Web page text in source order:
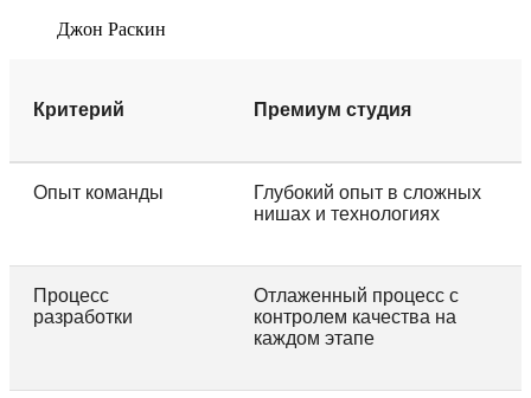
Джон Раскин
Критерий Премиум студия
Опыт команды
Глубокий опыт в сложных
нишах и технологиях
Процесс
разработки
Отлаженный процесс с
контролем качества на
каждом этапе